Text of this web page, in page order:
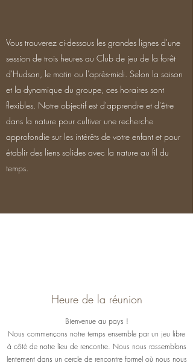
Vous trouverez ci-dessous les grandes lignes d'une
session de trois heures au Club de jeu de la forêt
d'Hudson, le matin ou l'après-midi. Selon la saison
et la dynamique du groupe, ces horaires sont
flexibles. Notre objectif est d'apprendre et d'être
dans la nature pour cultiver une recherche
approfondie sur les intérêts de votre enfant et pour
établir des liens solides avec la nature au fil du
temps.
Heure de la réunion
Bienvenue au pays !
Nous commençons notre temps ensemble par un jeu libre
à côté de notre lieu de rencontre. Nous nous rassemblons
lentement dans un cercle de rencontre formel où nous nous